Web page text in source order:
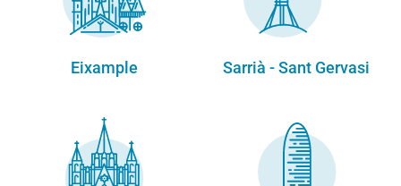
Eixample Sarrià - Sant Gervasi